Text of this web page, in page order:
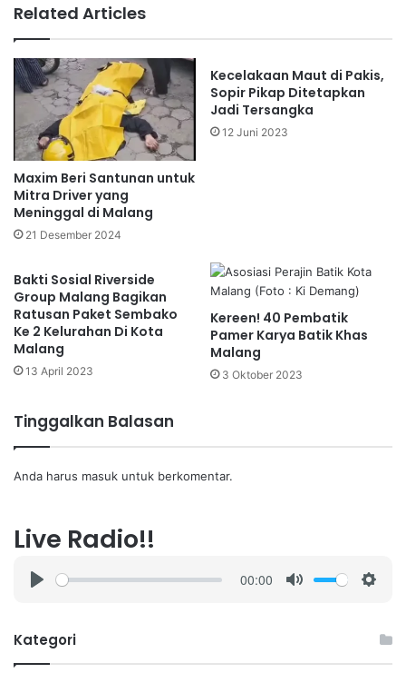
Related Articles
Maxim Beri Santunan untuk
Mitra Driver yang
Meninggal di Malang
21 Desember 2024
Kecelakaan Maut di Pakis,
Sopir Pikap Ditetapkan
Jadi Tersangka
12 Juni 2023
Bakti Sosial Riverside
Group Malang Bagikan
Ratusan Paket Sembako
Ke 2 Kelurahan Di Kota
Malang
13 April 2023
Kereen! 40 Pembatik
Pamer Karya Batik Khas
Malang
3 Oktober 2023
Tinggalkan Balasan
Anda harus masuk untuk berkomentar.
Live Radio!!
a
00:00
Kategori